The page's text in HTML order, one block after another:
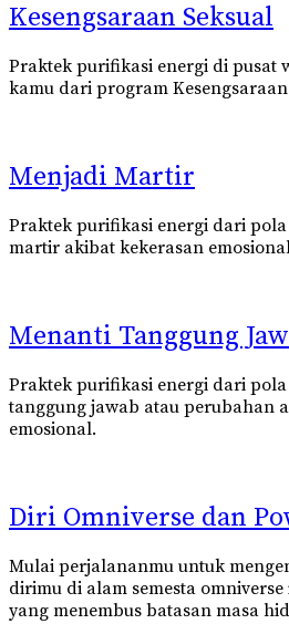
Kesengsaraan Seksual
Praktek purifikasi energi di pusat
kamu dari program Kesengsaraan
Menjadi Martir
Praktek purifikasi energi dari
martir akibat kekerasan
Menanti Tanggung
Praktek purifikasi energi dari
tanggung jawab atau perubahan
emosional.
Diri Omniverse dan
Mulai perjalananmu untuk
dirimu di alam semesta
yang menembus batasan masa